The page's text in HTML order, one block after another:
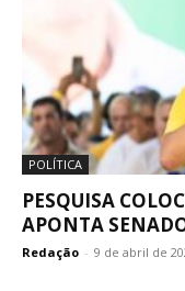
POLÍTICA
PESQUISA
APONTA
Redação - 9 de abril de